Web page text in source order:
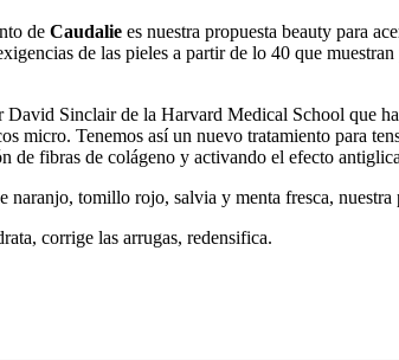
de Caudalie es nuestra propuesta beauty para
de las pieles a partir de lo 40 que
Sinclair de la Harvard Medical School que
micro. Tenemos así un nuevo tratamiento para
de fibras de colágeno y activando el efecto
tomillo rojo, salvia y menta fresca, nuestra
corrige las arrugas, redensifica.